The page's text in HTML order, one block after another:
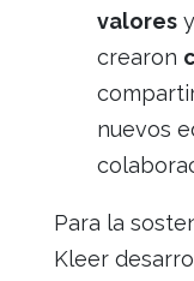
valoresy
crearon
nuevos
Para la
Kleer